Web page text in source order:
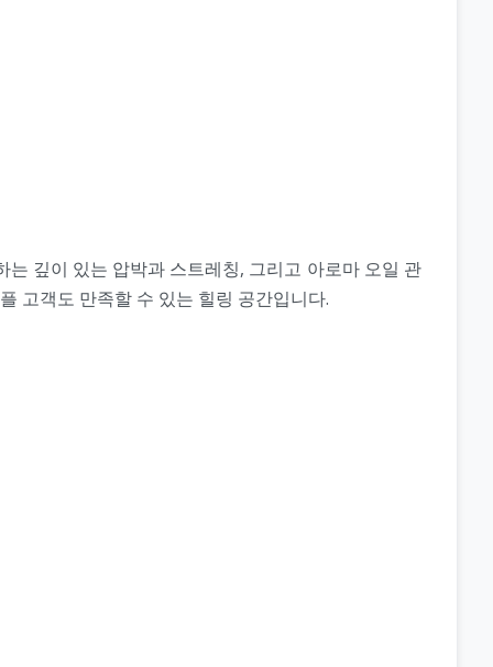
깊이 있는 압박과 스트레칭, 그리고 아로마 오일 관
고객도 만족할 수 있는 힐링 공간입니다.